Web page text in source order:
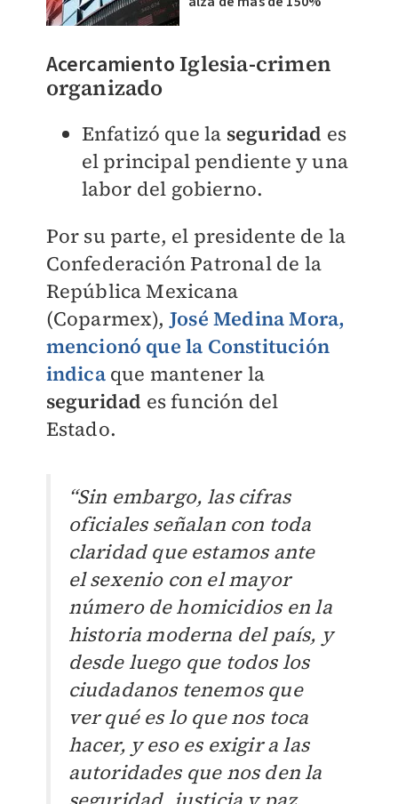
AcercamientoIglesia-crimen
organizado
Enfatizó que la seguridad es
el principal pendiente y una
labor del gobierno.
Por su parte, el presidente de la
Confederación Patronal de la
República Mexicana
(Coparmex), José Medina Mora,
mencionó que la Constitución
indicaque mantener la
seguridad es función del
Estado.
“Sin embargo, las cifras
oficiales señalan con toda
claridad que estamos ante
el sexenio con el mayor
número de homicidios en la
historia moderna del país, y
desde luego que todos los
ciudadanos tenemos que
ver qué es lo que nos toca
hacer, y eso es exigir a las
autoridades que nos den la